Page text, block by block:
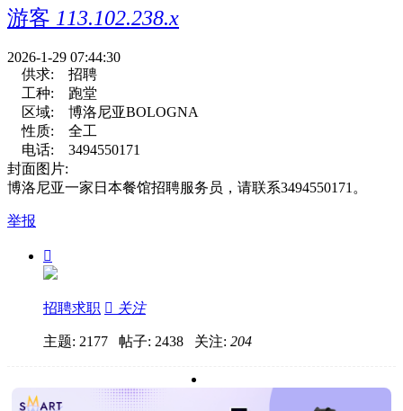
游客 113.102.238.x
2026-1-29 07:44:30
供求:
招聘
工种:
跑堂
区域:
博洛尼亚BOLOGNA
性质:
全工
电话:
3494550171
封面图片:
博洛尼亚一家日本餐馆招聘服务员，请联系3494550171。
举报

招聘求职  关注
主题: 2177 帖子: 2438 关注: 204